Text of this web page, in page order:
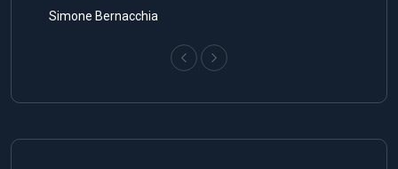
Simone Bernacchia